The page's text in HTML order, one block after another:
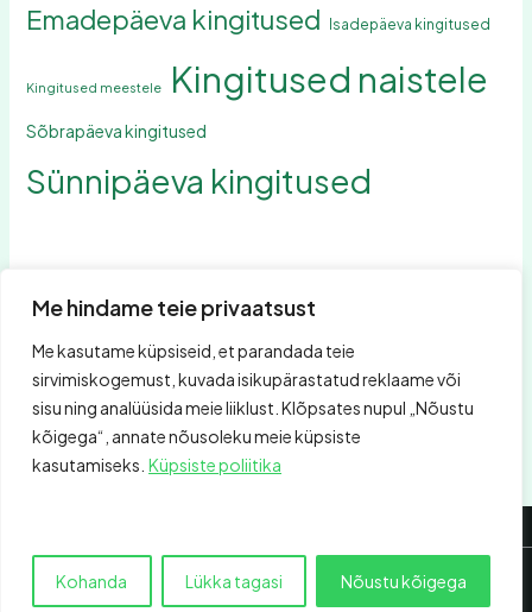
Me hindame teie privaatsust
Me kasutame küpsiseid, et parandada teie
sirvimiskogemust, kuvada isikupärastatud reklaame või
sisu ning analüüsida meie liiklust. Klõpsates nupul „Nõustu
kõigega“, annate nõusoleku meie küpsiste
kasutamiseks. Küpsiste poliitika
Kohanda Lükka tagasi Nõustu kõigega
Emadepäeva kingitused Isadepäeva kingitused
Kingitused meestele Kingitused naistele
Sõbrapäeva kingitused
Sünnipäeva kingitused
Otsing
Autoriõigus © 2026 Hõbeehe